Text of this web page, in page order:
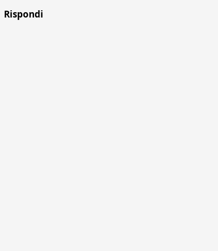
Rispondi